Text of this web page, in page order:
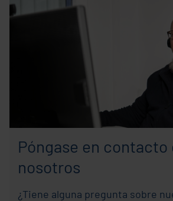
Póngase en contacto
nosotros
¿Tiene alguna pregunta sobre